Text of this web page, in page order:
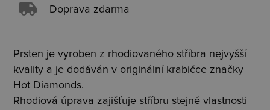
Doprava zdarma
Prsten je vyroben z rhodiovaného stříbra nejvyšší
kvality a je dodáván v originální krabičce značky
Hot Diamonds.
Rhodiová úprava zajišťuje stříbru stejné vlastnosti